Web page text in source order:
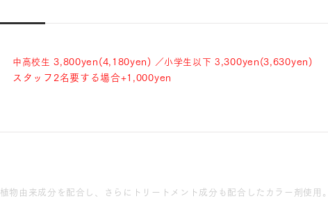
中高校生3,800yen(4,180yen) ／小学生以下 3 ,300yen(3,630yen)
スタッフ2名要する場合+1,000yen
植物由来成分を配合し、さらにトリートメント成分も配合したカラー剤使用。